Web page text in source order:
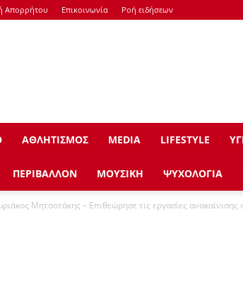
Απορρήτου Επικοινωνία Ροή ειδήσεων
ΑΘΛΗΤΙΣΜΟΣ ΜEDIA LIFESTYLE
ΠΕΡΙΒΑΛΛΟΝ ΜΟΥΣΙΚΗ ΨΥΧΟΛΟΓΙΑ
Μητσοτάκης – Επιθεώρησε τις εργασίες ανακαίνισης